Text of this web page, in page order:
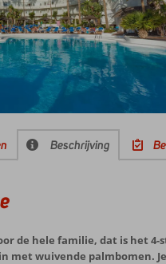
Beschrijving
de hele familie, dat is het
met wuivende palmbomen.